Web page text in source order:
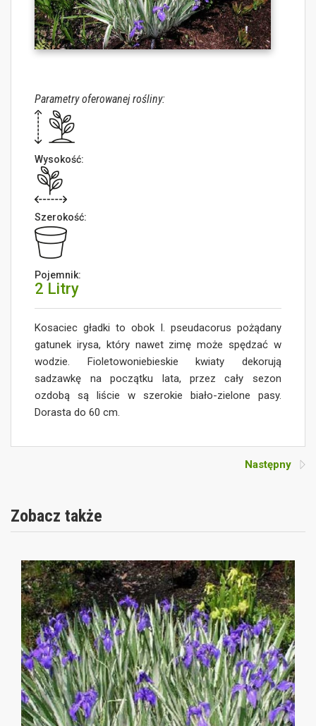
Parametry oferowanej rośliny:
Wysokość:
Szerokość:
Pojemnik:
2 Litry
Kosaciec gładki to obok I. pseudacorus pożądany
gatunek irysa, który nawet zimę może spędzać w
wodzie. Fioletowoniebieskie kwiaty dekorują
sadzawkę na początku lata, przez cały sezon
ozdobą są liście w szerokie biało-zielone pasy.
Dorasta do 60 cm.
Następny
Zobacz także